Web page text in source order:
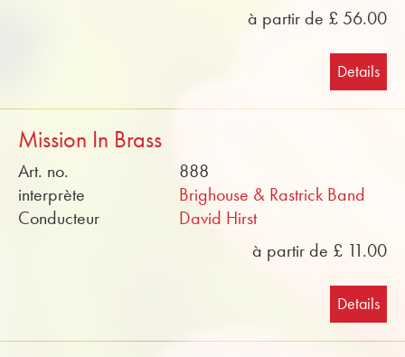
à partir de £ 56.00
Details
Mission In Brass
Art. no.
888
interprète
Brighouse & Rastrick Band
Conducteur
David Hirst
à partir de £ 11.00
Details